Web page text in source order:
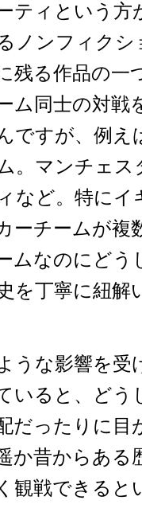
ティという
ノンフィクシ
残る作品の一
ム同士の対戦
ですが、例え
。マンチェ
など。特にイ
ーチームが複
ムなのにどう
を丁寧に紐解
うな影響を受
いると、ど
だったりに目
か昔からある
観戦できると